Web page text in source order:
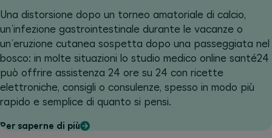
Una distorsione dopo un torneo amatoriale di calcio,
un’infezione gastrointestinale durante le vacanze o
un’eruzione cutanea sospetta dopo una passeggiata nel
bosco: in molte situazioni lo studio medico online santé24
può offrire assistenza 24 ore su 24 con ricette
elettroniche, consigli o consulenze, spesso in modo più
rapido e semplice di quanto si pensi.
Per saperne di più